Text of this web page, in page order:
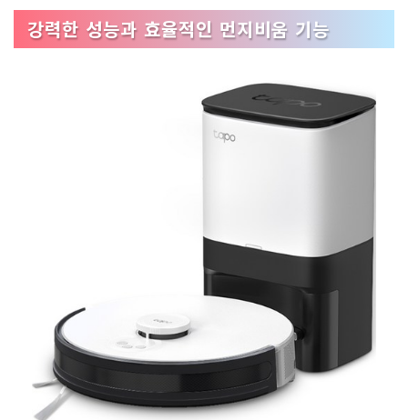
강력한 성능과 효율적인 먼지비움 기능